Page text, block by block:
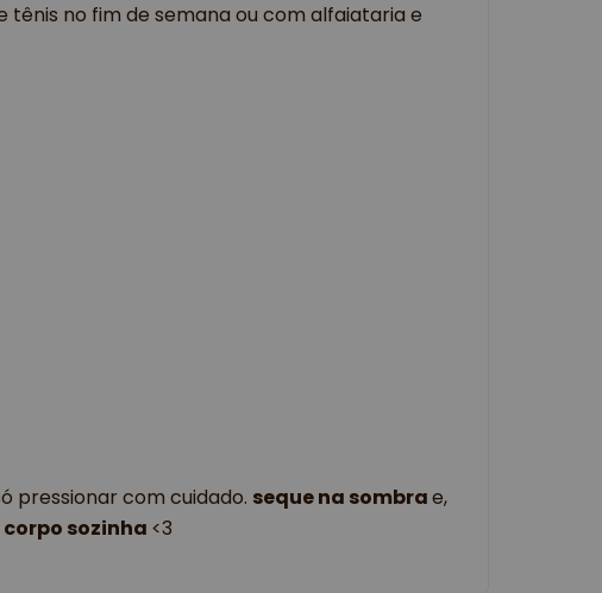
no fim de semana ou com alfaiataria e
pressionar com cuidado. seque na sombrae,
sozinha <3